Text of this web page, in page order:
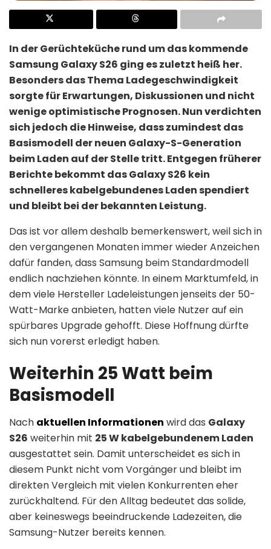
In der Gerüchteküche rund um das kommende
Samsung Galaxy S26 ging es zuletzt heiß her.
Besonders das Thema Ladegeschwindigkeit
sorgte für Erwartungen, Diskussionen und nicht
wenige optimistische Prognosen. Nun verdichten
sich jedoch die Hinweise, dass zumindest das
Basismodell der neuen Galaxy-S-Generation
beim Laden auf der Stelle tritt. Entgegen früherer
Berichte bekommt das Galaxy S26 kein
schnelleres kabelgebundenes Laden spendiert
und bleibt bei der bekannten Leistung.
Das ist vor allem deshalb bemerkenswert, weil sich in
den vergangenen Monaten immer wieder Anzeichen
dafür fanden, dass Samsung beim Standardmodell
endlich nachziehen könnte. In einem Marktumfeld, in
dem viele Hersteller Ladeleistungen jenseits der 50-
Watt-Marke anbieten, hatten viele Nutzer auf ein
spürbares Upgrade gehofft. Diese Hoffnung dürfte
sich nun vorerst erledigt haben.
Weiterhin 25 Watt beim
Basismodell
Nach aktuellen Informationen wird das Galaxy
S26 weiterhin mit 25 W kabelgebundenem Laden
ausgestattet sein. Damit unterscheidet es sich in
diesem Punkt nicht vom Vorgänger und bleibt im
direkten Vergleich mit vielen Konkurrenten eher
zurückhaltend. Für den Alltag bedeutet das solide,
aber keineswegs beeindruckende Ladezeiten, die
Samsung-Nutzer bereits kennen.